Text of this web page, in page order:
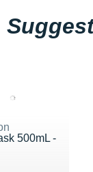
500mL -